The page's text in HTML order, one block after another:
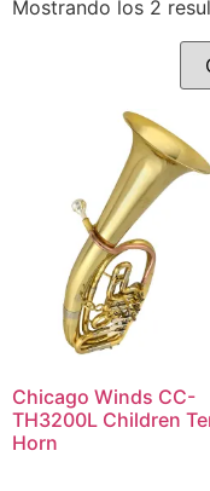
Mostrando los 2
Chicago Winds CC-
TH3200L Children
Horn